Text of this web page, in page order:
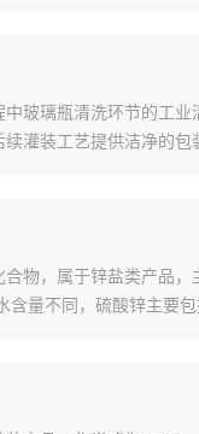
玻璃瓶清洗环节的工
灌装工艺提供洁净的
物，属于锌盐类产品
含量不同，硫酸锌主要